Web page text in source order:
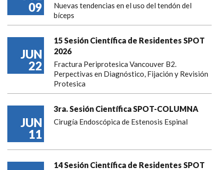
09
Nuevas tendencias en el uso del tendón del
bíceps
JUN
22
15 Sesión Científica de Residentes SPOT
2026
Fractura Periprotesica Vancouver B2.
Perpectivas en Diagnóstico, Fijación y Revisión
Protesica
JUN
11
3ra. Sesión Científica SPOT-COLUMNA
Cirugía Endoscópica de Estenosis Espinal
14 Sesión Científica de Residentes SPOT